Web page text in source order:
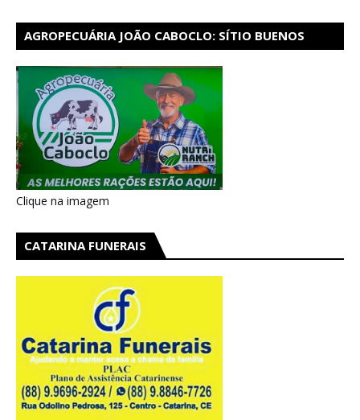
AGROPECUÁRIA JOÃO CABOCLO: SÍTIO BUENOS
Clique na imagem
CATARINA FUNERAIS